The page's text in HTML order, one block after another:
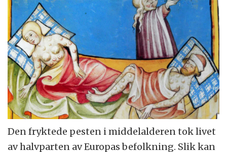
Den fryktede pesten i middelalderen tok livet
av halvparten av Europas befolkning. Slik kan